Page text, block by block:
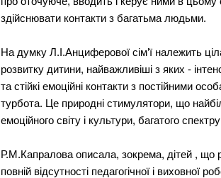
здійснювати контакти з багатьма людьми.
На думку Л.І.Анциферової сім’ї належить
розвитку дитини, найважливіші з яких -
та стійкі емоційні контакти з постійними
турбота. Це природні стимулятори, що
емоційного світу і культури, багатого
Р.М.Капралова описала, зокрема, дітей , що
повній відсутності педагогічної і виховної